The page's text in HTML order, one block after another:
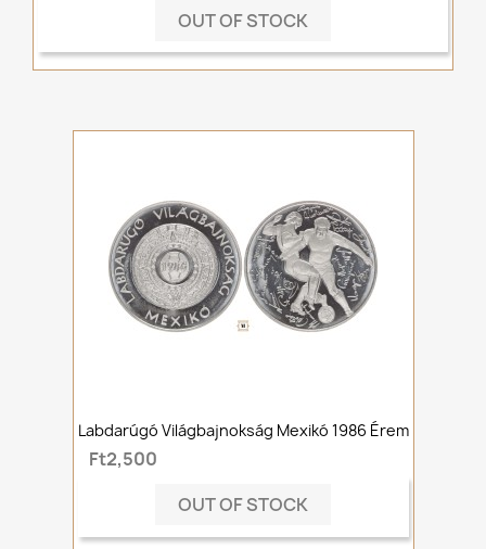
OUT OF STOCK
Labdarúgó Világbajnokság Mexikó 1986 Érem
Ft2,500
OUT OF STOCK